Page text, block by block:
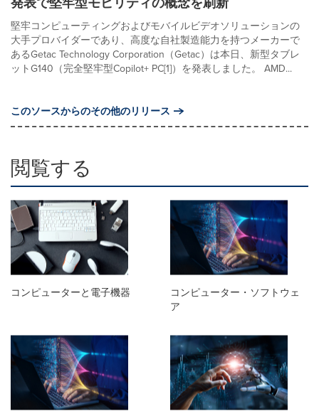
堅牢コンピューティングおよびモバイルビデオソリューションの
大手プロバイダーであり、高度な自社製造能力を持つメーカーで
あるGetac Technology Corporation（Getac）は本日、新型タブレ
ットG140（完全堅牢型Copilot+ PC[1]）を発表しました。 AMD...
このソースからのその他のリリース
閲覧する
コンピューターと電子機器
コンピューター・ソフトウェ
ア